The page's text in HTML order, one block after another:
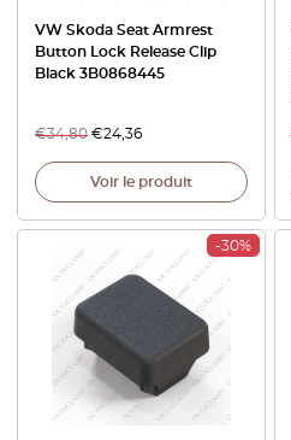
VW Skoda Seat Armrest
Button Lock Release Clip
Black 3B0868445
€34,80 €24,36
Voir le produit
-30%